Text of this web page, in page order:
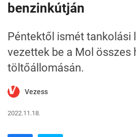
benzinkútján
Péntektől ismét tankolási
vezettek be a Mol összes
töltőállomásán.
Vezess
2022.11.18.